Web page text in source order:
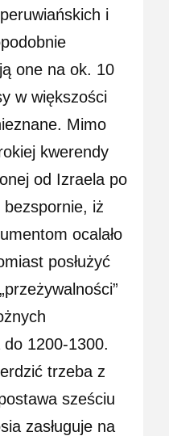
i
one na ok. 10
w większości
Mimo
kwerendy
od Izraela po
bezspornie, iż
ocalało
posłużyć
1200-1300.
trzeba z
sześciu
zasługuje na